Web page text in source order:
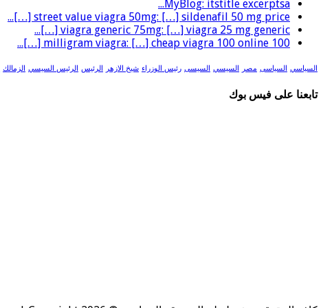
MyBlog: itstitle excerptsa...
street value viagra 50mg: […] sildenafil 50 mg price […]...
viagra generic 75mg: […] viagra 25 mg generic […]...
100 milligram viagra: […] cheap viagra 100 online […]...
السياسي السياسى مصر السيسي السيسى رئيس الوزراء شيخ الازهر الرئيس الرئيس السيسي الزمالك
تابعنا على فيس بوك